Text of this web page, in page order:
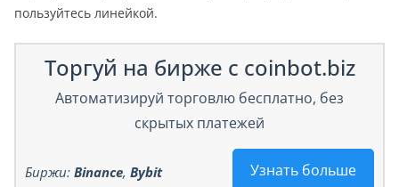
пользуйтесь линейкой.
Торгуй на бирже с coinbot.biz
Автоматизируй торговлю бесплатно, без
скрытых платежей
Узнать больше
Биржи: Binance, Bybit